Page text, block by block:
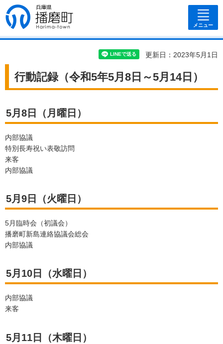
兵庫県 播磨
町
メニュー
更新日：2023年5月1日
行動記録（令和5年5月8日～5月14日）
5月8日（月曜日）
内部協議
特別長寿祝い表敬訪問
来客
内部協議
5月9日（火曜日）
5月臨時会（初議会）
播磨町新島連絡協議会総会
内部協議
5月10日（水曜日）
内部協議
来客
5月11日（木曜日）